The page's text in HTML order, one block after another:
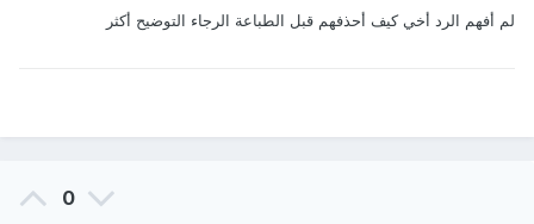
لم أفهم الرد أخي كيف أحذفهم قبل الطباعة الرجاء التوضيح أكثر
0